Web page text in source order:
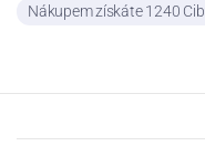
Nákupem získáte 1240